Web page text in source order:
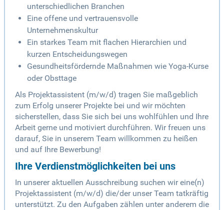
unterschiedlichen Branchen
Eine offene und vertrauensvolle
Unternehmenskultur
Ein starkes Team mit flachen Hierarchien und
kurzen Entscheidungswegen
Gesundheitsfördernde Maßnahmen wie Yoga-Kurse
oder Obsttage
Als Projektassistent (m/w/d) tragen Sie maßgeblich
zum Erfolg unserer Projekte bei und wir möchten
sicherstellen, dass Sie sich bei uns wohlfühlen und Ihre
Arbeit gerne und motiviert durchführen. Wir freuen uns
darauf, Sie in unserem Team willkommen zu heißen
und auf Ihre Bewerbung!
Ihre Verdienstmöglichkeiten bei uns
In unserer aktuellen Ausschreibung suchen wir eine(n)
Projektassistent (m/w/d) die/der unser Team tatkräftig
unterstützt. Zu den Aufgaben zählen unter anderem die